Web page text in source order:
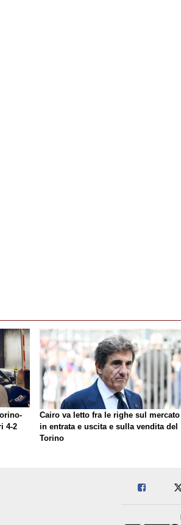
4-2
Cairo va letto fra le righe sul mercato
in entrata e uscita e sulla vendita del
Torino